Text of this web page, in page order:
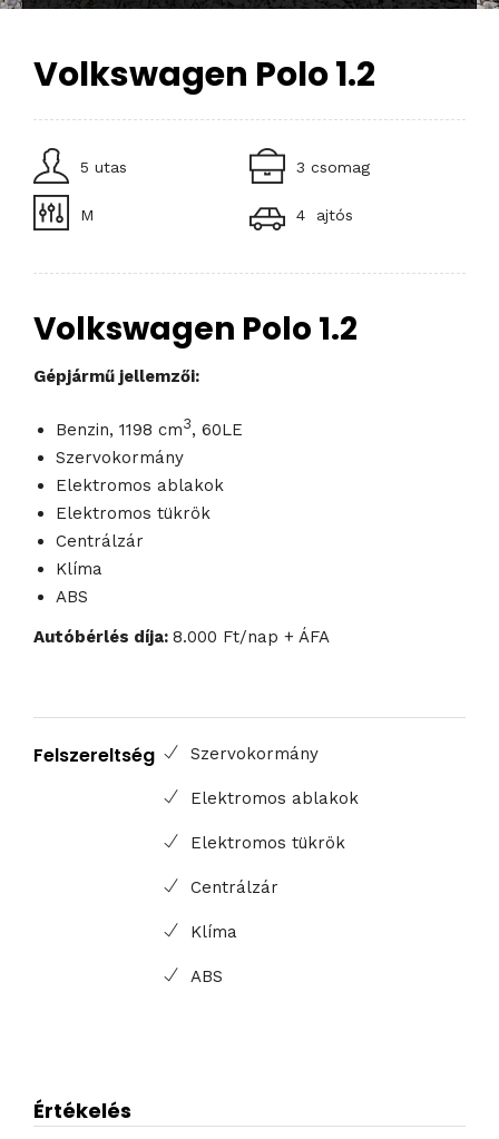
Volkswagen Polo 1.2
5 utas 3 csomag
M 4 ajtós
Volkswagen Polo 1.2
Gépjármű jellemzői:
Benzin, 1198 cm3, 60LE
Szervokormány
Elektromos ablakok
Elektromos tükrök
Centrálzár
Klíma
ABS
Autóbérlés díja: 8.000 Ft/nap + ÁFA
Felszereltség Szervokormány
Elektromos ablakok
Elektromos tükrök
Centrálzár
Klíma
ABS
Értékelés